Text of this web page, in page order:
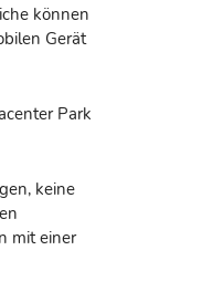
können
Gerät
Park
keine
mit einer